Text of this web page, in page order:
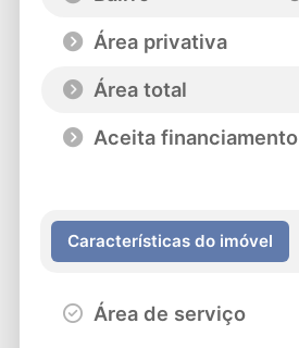
Área privativa
Área total
Aceita financiamento
Características do imóvel
Área de serviço